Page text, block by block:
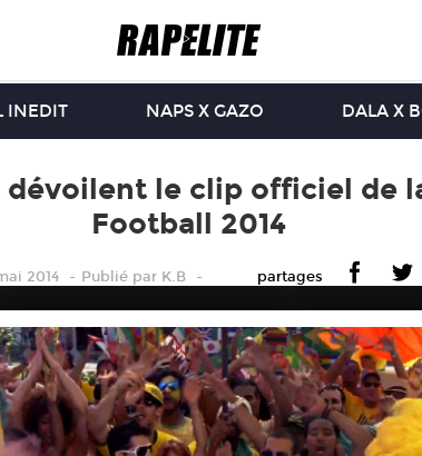
INEDIT NAPS X GAZO DALA X
le clip officiel de
Football 2014
2014 Publié par K.B partages